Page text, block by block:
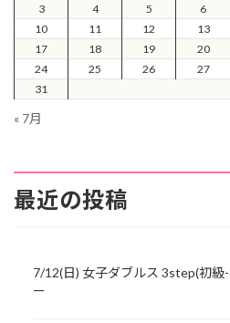
3
4 5 6
10
11 12 13
17
18 19 20
24
25 26 27
31
« 7月
最近の投稿
7/12(日) 女子ダブルス 3step(初級
ー